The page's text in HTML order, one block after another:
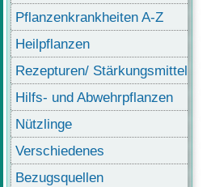
Pflanzenkrankheiten A-Z
Heilpflanzen
Rezepturen/ Stärkungsmittel
Hilfs- und Abwehrpflanzen
Nützlinge
Verschiedenes
Bezugsquellen